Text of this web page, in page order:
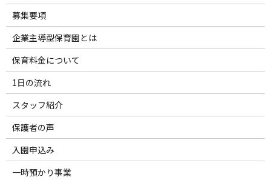
募集要項
企業主導型保育園とは
保育料金について
1日の流れ
スタッフ紹介
保護者の声
入園申込み
一時預かり事業